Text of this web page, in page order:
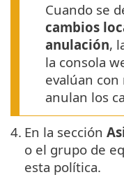
Cuando se
cambios
anulación,
la consola
evalúan
anulan los
4. En la sección
o el grupo de
esta política.